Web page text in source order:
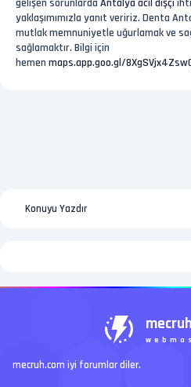
gelişen sorunlarda Antalya acil dişçi
yaklaşımımızla yanıt veririz. Denta
mutlak memnuniyetle uğurlamak ve
sağlamaktır. Bilgi için
hemen maps.app.goo.gl/
Konuyu Yazdır
mecruh.com iyi forumlar diler.